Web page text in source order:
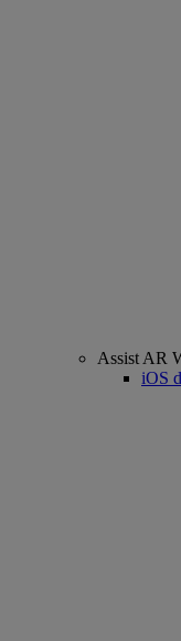
Assist AR
iOS